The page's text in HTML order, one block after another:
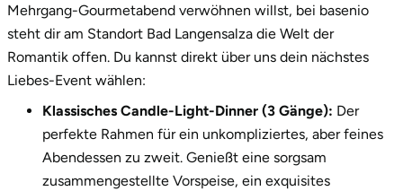
Mehrgang-Gourmetabend verwöhnen willst, bei basenio
steht dir am Standort Bad Langensalza die Welt der
Romantik offen. Du kannst direkt über uns dein nächstes
Liebes-Event wählen:
Klassisches Candle-Light-Dinner (3 Gänge): Der
perfekte Rahmen für ein unkompliziertes, aber feines
Abendessen zu zweit. Genießt eine sorgsam
zusammengestellte Vorspeise, ein exquisites